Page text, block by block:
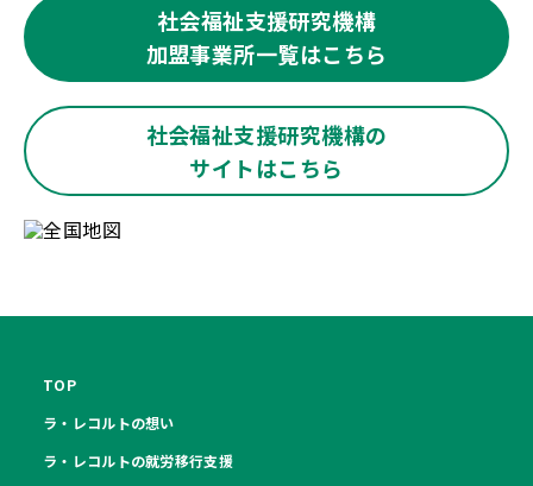
社会福祉支援研究機構
加盟事業所一覧はこちら
社会福祉支援研究機構の
サイトはこちら
TOP
ラ・レコルトの想い
ラ・レコルトの就労移行支援